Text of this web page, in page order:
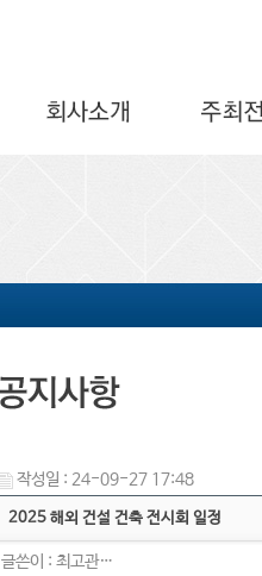
작성일 : 24-09-27 17:48
2025 해외 건설 건축 전시회 일정
글쓴이 : 최고관…